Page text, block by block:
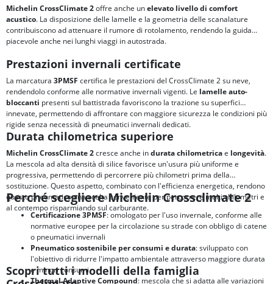
Michelin CrossClimate 2offre anche unelevato livello di comfort
acustico. La disposizione delle lamelle e la geometria delle scanalature
contribuiscono ad attenuare il rumore di rotolamento, rendendo la guida
piacevole anche nei lunghi viaggi in autostrada.
Prestazioni invernali certificate
La marcatura 3PMSF certifica le prestazioni del CrossClimate 2 su neve,
rendendolo conforme alle normative invernali vigenti. Le lamelle auto-
bloccanti presenti sul battistrada favoriscono la trazione su superfici
innevate, permettendo di affrontare con maggiore sicurezza le condizioni più
rigide senza necessità di pneumatici invernali dedicati.
Durata chilometrica superiore
Michelin CrossClimate 2cresce anche indurata chilometricae longevità.
La mescola ad alta densità di silice favorisce un'usura più uniforme e
progressiva, permettendo di percorrere più chilometri prima della
sostituzione. Questo aspetto, combinato con l'efficienza energetica, rendono
questo pneumatico una scelta conveniente per percorrere molti chilometri e
al contempo risparmiando sul carburante.
Perché scegliere Michelin Crossclimate 2
Certificazione 3PMSF: omologato per l'uso invernale, conforme alle
normative europee per la circolazione su strade con obbligo di catene
o pneumatici invernali
Pneumatico sostenibile per consumi e durata: sviluppato con
l'obiettivo di ridurre l'impatto ambientale attraverso maggiore durata
e minori consumi
Thermal Adaptive Compound: mescola che si adatta alle variazioni
Scopri tutti i modelli della famiglia